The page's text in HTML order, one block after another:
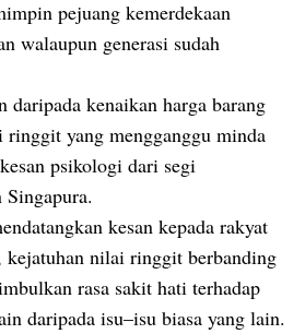
pejuang kemerdekaan
walaupun generasi sudah
daripada kenaikan harga barang
yang mengganggu minda
psikologi dari segi
Singapura.
kesan kepada rakyat
kejatuhan nilai ringgit berbanding
rasa sakit hati terhadap
daripada isu–isu biasa yang lain.